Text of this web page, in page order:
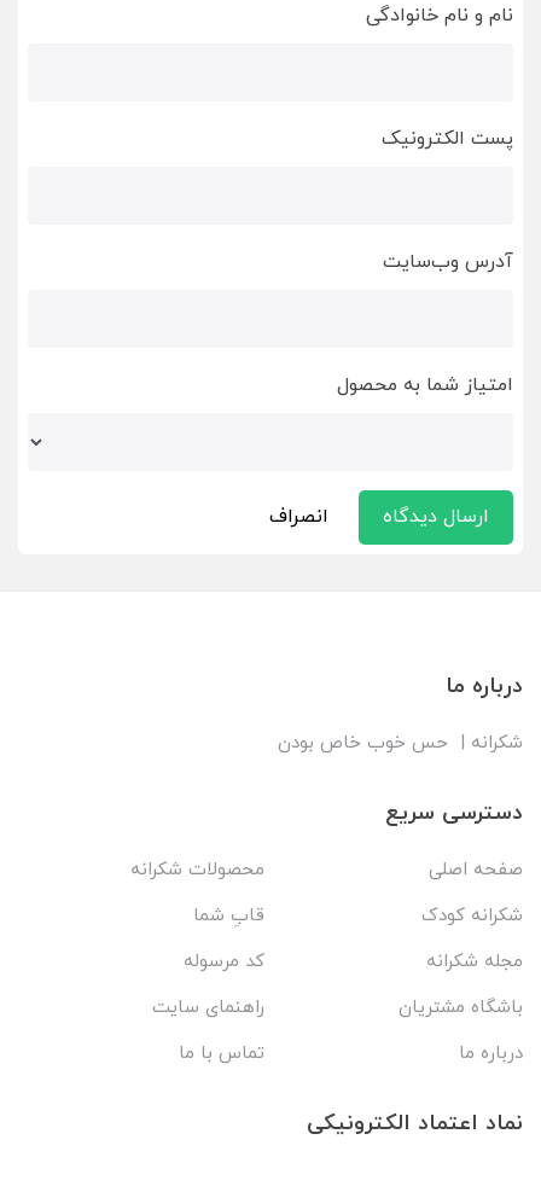
نام و نام خانوادگی
پست الکترونیک
آدرس وب‌سایت
امتیاز شما به محصول
ارسال دیدگاه انصراف
درباره ما
شکرانه | حس خوب خاص بودن
دسترسی سریع
صفحه اصلی
محصولات شکرانه
شکرانه کودک
قابِ شما
مجله شکرانه
کد مرسوله
باشگاه مشتریان
راهنمای سایت
درباره ما
تماس با ما
نماد اعتماد الکترونیکی